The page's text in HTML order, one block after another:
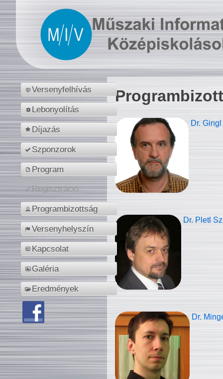
Versenyfelhívás
Lebonyolítás
Díjazás
Szponzorok
Program
Regisztráció
Programbizottság
Versenyhelyszín
Kapcsolat
Galéria
Eredmények
Dr.
Dr. Pletl
Dr.